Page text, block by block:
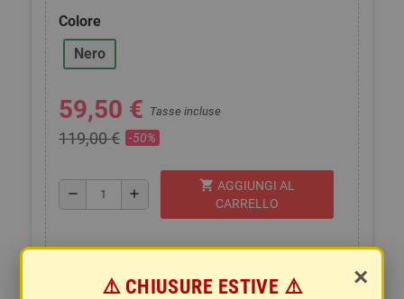
Colore
Nero
59,50 € Tasse incluse
119,00 € -50%
remove add
shopping_cart AGGIUNGI AL
CARRELLO
×
⚠️ CHIUSURE ESTIVE ⚠️